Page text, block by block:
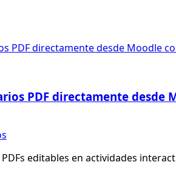
PDF directamente desde
editables en actividades